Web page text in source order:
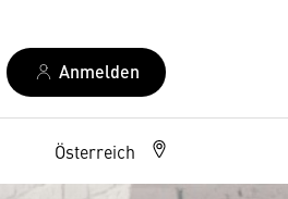
Anmelden
Österreich